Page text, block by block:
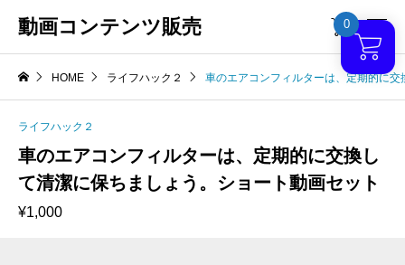
動画コンテンツ販売 
HOME ライフハック２ 車のエアコンフィルターは、定期的に
ライフハック２
車のエアコンフィルターは、定期的に交換し
て清潔に保ちましょう。ショート動画セット
¥1,000
0